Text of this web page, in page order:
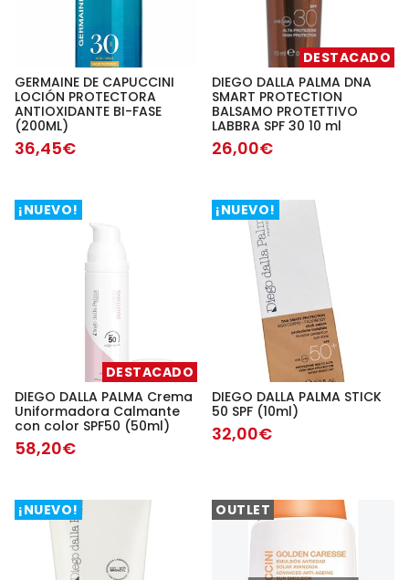
GERMAINE DE CAPUCCINI
LOCIÓN PROTECTORA
ANTIOXIDANTE BI-FASE
(200ML)
36,45€
DESTACADO
DIEGO DALLA PALMA DNA
SMART PROTECTION
BALSAMO PROTETTIVO
LABBRA SPF 30 10 ml
26,00€
DESTACADO
¡NUEVO!
DIEGO DALLA PALMA Crema
Uniformadora Calmante
con color SPF50 (50ml)
58,20€
¡NUEVO!
DIEGO DALLA PALMA STICK
50 SPF (10ml)
32,00€
¡NUEVO! OUTLET